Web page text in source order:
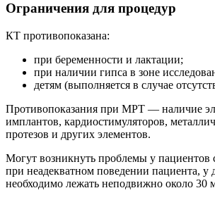
Ограничения для процедур
КТ противопоказана:
при беременности и лактации;
при наличии гипса в зоне
детям (выполняется в случае
Противопоказания при МРТ — наличие
имплантов, кардиостимуляторов,
протезов и других элементов.
Могут возникнуть проблемы у пациентов
при неадекватном поведении пациента, у
необходимо лежать неподвижно около 30